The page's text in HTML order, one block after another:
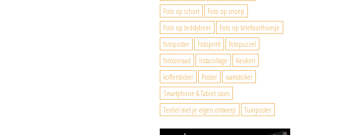
Foto op schort
Foto op snoep
Foto op teddybeer
Foto op telefoonhoesje
fotoposter
Fotoprint
fotopuzzel
fotosieraad
Instacollage
Keuken
koffersticker
Poster
raamsticker
Smartphone & Tablet cases
Textiel met je eigen ontwerp
Tuinposter